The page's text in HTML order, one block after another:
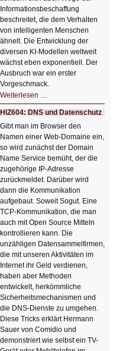
Informationsbeschaffung
beschreitet, die dem Verhalten
von intelligenten Menschen
ähnelt. Die Entwicklung der
diversen KI-Modellen weltweit
wächst eben exponentiell. Der
Ausbruch war ein erster
Vorgeschmack.
Weiterlesen …
Der
Ausbruch
der
KI
HIZ604: DNS und Datenschutz
Gibt man im Browser den
Namen einer Web-Domaine ein,
so wird zunächst der Domain
Name Service bemüht, der die
zugehörige IP-Adresse
zurückmeldet. Darüber wird
dann die Kommunikation
aufgebaut. Soweit Sogut. Eine
TCP-Kommunikation, die man
auch mit Open Source Mitteln
kontrollieren kann. Die
unzähligen Datensammelfirmen,
die mit unseren Aktivitäten im
Internet ihr Geld verdienen,
haben aber Methoden
entwickelt, herkömmliche
Sicherheitsmechanismen und
die DNS-Dienste zu umgehen.
Diese Tricks erklärt Hermann
Sauer von Comidio und
demonstriert wie selbst ein TV-